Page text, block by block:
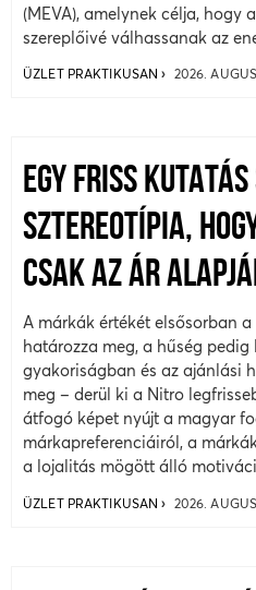
(MEVA), amelynek célja, hogy
szereplőivé válhassanak az
ÜZLET PRAKTIKUSAN 2026.
EGY FRISS
SZTEREOTÍPIA,
CSAK AZ ÁR
A márkák értékét elsősorban
határozza meg, a hűség
gyakoriságban és az ajánlási
meg – derül ki a Nitro
átfogó képet nyújt a magyar
márkapreferenciáiról, a
a lojalitás mögött álló
ÜZLET PRAKTIKUSAN 2026.